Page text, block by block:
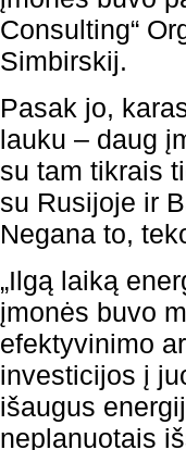
Consulting“
Simbirskij.
Pasak jo,
lauku – daug
su tam tikrais
su Rusijoje ir
Negana to,
„Ilgą laiką
įmonės buvo
efektyvinimo
investicijos į
išaugus
neplanuotais